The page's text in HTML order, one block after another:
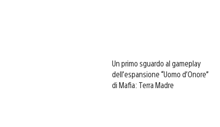
Un primo sguardo al gameplay
dell’espansione “Uomo d’Onore”
di Mafia: Terra Madre